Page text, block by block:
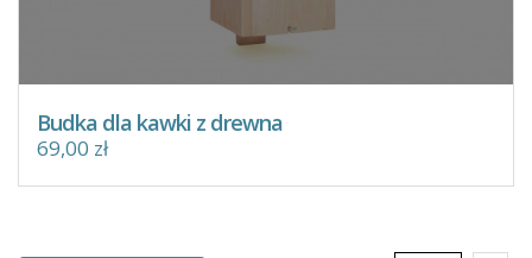
Budka dla kawki z drewna
69,00 zł